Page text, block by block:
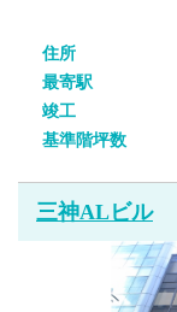
住所
最寄駅
竣工
基準階坪数
三神ALビル